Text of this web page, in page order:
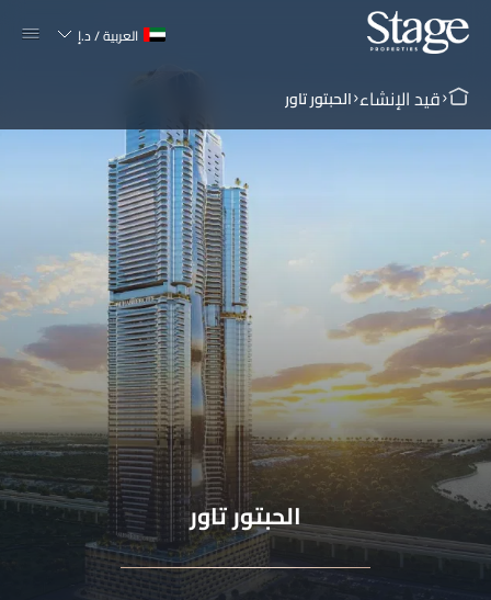
العربية/د.إ
قيد الإنشاء الحبتور تاور
الحبتور تاور